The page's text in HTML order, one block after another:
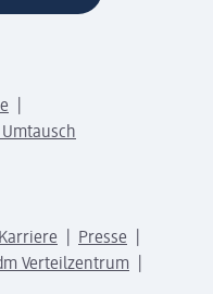
Umtausch
Karriere
Presse
Verteilzentrum